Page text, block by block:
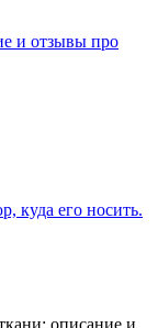
и отзывы про
куда его носить.